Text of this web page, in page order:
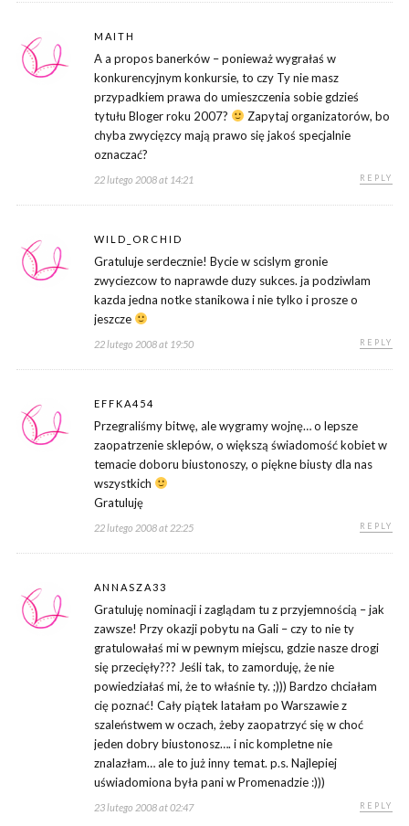
MAITH
A a propos banerków – ponieważ wygrałaś w
konkurencyjnym konkursie, to czy Ty nie masz
przypadkiem prawa do umieszczenia sobie gdzieś
tytułu Bloger roku 2007?
Zapytaj organizatorów, bo
chyba zwycięzcy mają prawo się jakoś specjalnie
oznaczać?
22 lutego 2008 at 14:21 REPLY
WILD_ORCHID
Gratuluje serdecznie! Bycie w scislym gronie
zwyciezcow to naprawde duzy sukces. ja podziwlam
kazda jedna notke stanikowa i nie tylko i prosze o
jeszcze
22 lutego 2008 at 19:50 REPLY
EFFKA454
Przegraliśmy bitwę, ale wygramy wojnę… o lepsze
zaopatrzenie sklepów, o większą świadomość kobiet w
temacie doboru biustonoszy, o piękne biusty dla nas
wszystkich
Gratuluję
22 lutego 2008 at 22:25 REPLY
ANNASZA33
Gratuluję nominacji i zaglądam tu z przyjemnością – jak
zawsze! Przy okazji pobytu na Gali – czy to nie ty
gratulowałaś mi w pewnym miejscu, gdzie nasze drogi
się przecięły??? Jeśli tak, to zamorduję, że nie
powiedziałaś mi, że to właśnie ty. ;))) Bardzo chciałam
cię poznać! Cały piątek latałam po Warszawie z
szaleństwem w oczach, żeby zaopatrzyć się w choć
jeden dobry biustonosz…. i nic kompletne nie
znalazłam… ale to już inny temat. p.s. Najlepiej
uświadomiona była pani w Promenadzie :)))
23 lutego 2008 at 02:47 REPLY